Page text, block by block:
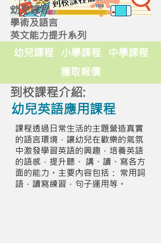
幼兒課程
學術及語言
英文能力提升系列
幼兒課程 小學課程
中學課程
獲取報價
到校課程介紹:
幼兒英語應用課程
課程透過日常生活的主題營造真實
的語言環境，讓幼兒在歡樂的氣氛
中激發學習英語的興趣，培養英語
的語感，提升聽、 講、讀、寫各方
面的能力。主要內容包括： 常用詞
語，讀寫練習，句子運用等。